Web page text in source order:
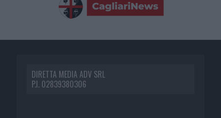
DIRETTA MEDIA ADV SRL
P.I. 02839380306